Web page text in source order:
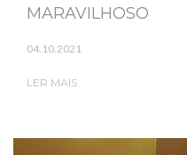
MARAVILHOSO
04.10.2021
LER MAIS